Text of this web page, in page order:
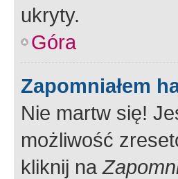
ukryty.
Góra
Zapomniałem
Nie martw się!
możliwość
kliknij na